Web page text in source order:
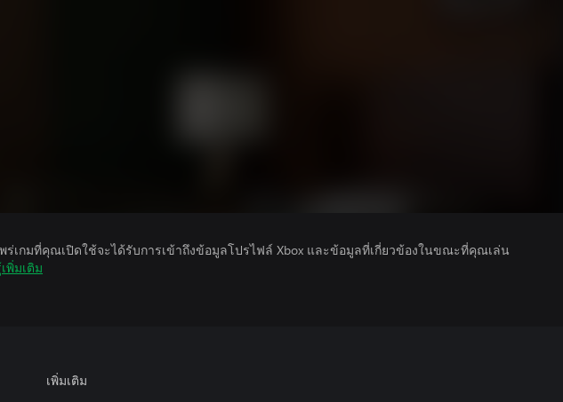
ร่เกมที่คุณเปิดใช้จะได้รับการเข้าถึงข้อมูลโปรไฟล์ Xbox และข้อมูลที่เกี่ยวข้องในขณะที่คุณเล่น
พิ่มเติม
เพิ่มเติม